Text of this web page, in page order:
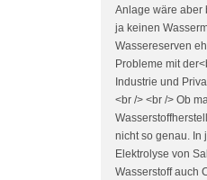
Anlage wäre aber
ja keinen
Wassereserven
Probleme mit
Industrie und
<br /> <br /> Ob
nicht so genau. In
Elektrolyse von
Wasserstoff auch